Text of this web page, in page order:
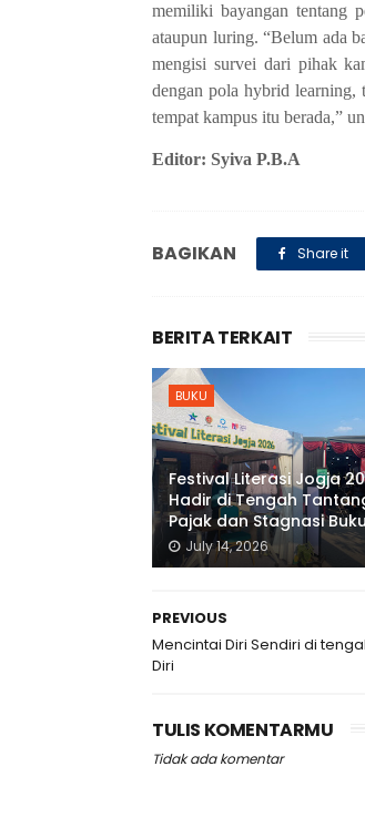
memiliki bayangan tentang
ataupun luring. “Belum ada
mengisi survei dari pihak
dengan pola hybrid learning,
tempat kampus itu berada,”
Editor: Syiva P.B.A
BAGIKAN Share it
BERITA TERKAIT
BUKU
Festival Literasi Jogja
Hadir di Tengah
Pajak dan Stagnasi
July 14, 2026
PREVIOUS
Mencintai Diri Sendiri di
Diri
TULIS KOMENTARMU
Tidak ada komentar